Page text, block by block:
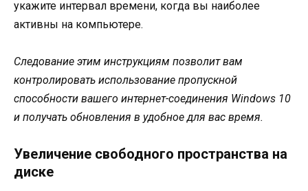
укажите интервал времени, когда вы наиболее
активны на компьютере.
Следование этим инструкциям позволит вам
контролировать использование пропускной
способности вашего интернет-соединения Windows 10
и получать обновления в удобное для вас время.
Увеличение свободного пространства на
диске